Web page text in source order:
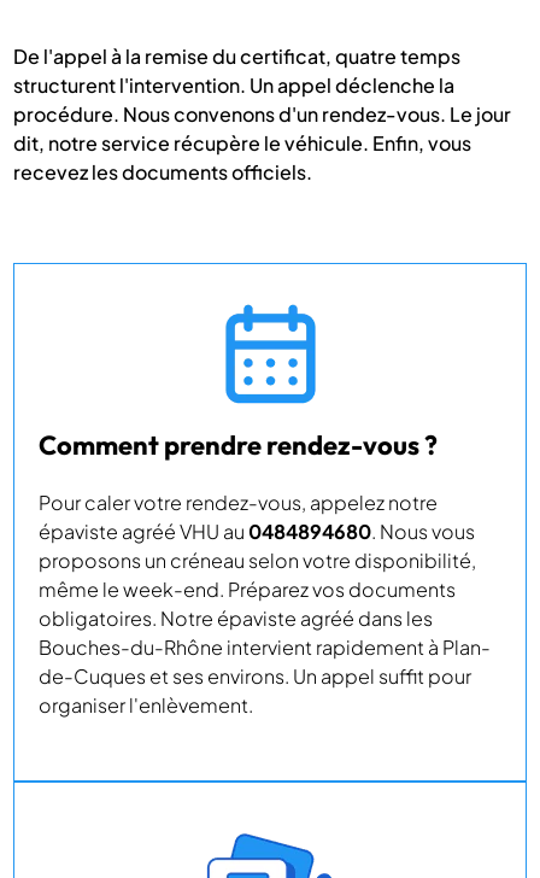
De l'appel à la remise du certificat, quatre temps
structurent l'intervention. Un appel déclenche la
procédure. Nous convenons d'un rendez-vous. Le jour
dit, notre service récupère le véhicule. Enfin, vous
recevez les documents officiels.
Comment prendre rendez-vous ?
Pour caler votre rendez-vous, appelez notre
épaviste agréé VHU au 0484894680. Nous vous
proposons un créneau selon votre disponibilité,
même le week-end. Préparez vos documents
obligatoires. Notre épaviste agréé dans les
Bouches-du-Rhône intervient rapidement à Plan-
de-Cuques et ses environs. Un appel suffit pour
organiser l'enlèvement.